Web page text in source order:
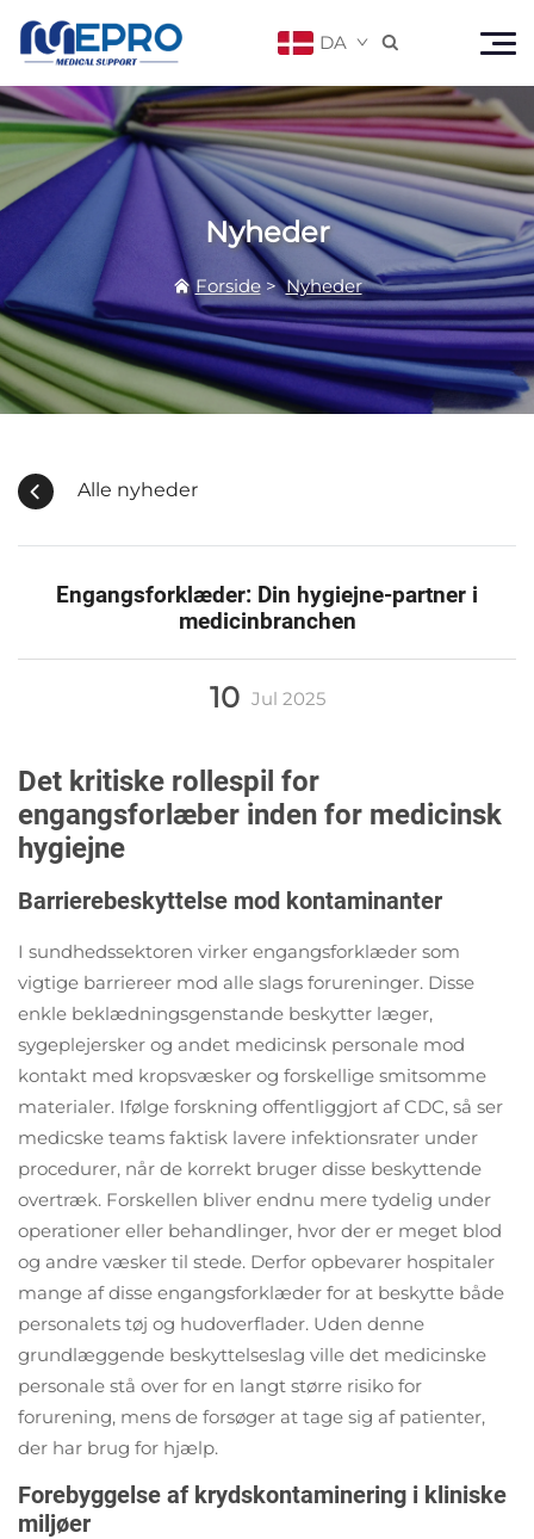
DA 
Nyheder
Forside>Nyheder
Alle nyheder
Engangsforklæder: Din hygiejne-partner i
medicinbranchen
10 Jul 2025
Det kritiske rollespil for
engangsforlæber inden for medicinsk
hygiejne
Barrierebeskyttelse mod kontaminanter
I sundhedssektoren virker engangsforklæder som
vigtige barriereer mod alle slags forureninger. Disse
enkle beklædningsgenstande beskytter læger,
sygeplejersker og andet medicinsk personale mod
kontakt med kropsvæsker og forskellige smitsomme
materialer. Ifølge forskning offentliggjort af CDC, så ser
medicske teams faktisk lavere infektionsrater under
procedurer, når de korrekt bruger disse beskyttende
overtræk. Forskellen bliver endnu mere tydelig under
operationer eller behandlinger, hvor der er meget blod
og andre væsker til stede. Derfor opbevarer hospitaler
mange af disse engangsforklæder for at beskytte både
personalets tøj og hudoverflader. Uden denne
grundlæggende beskyttelseslag ville det medicinske
personale stå over for en langt større risiko for
forurening, mens de forsøger at tage sig af patienter,
der har brug for hjælp.
Forebyggelse af krydskontaminering i kliniske
miljøer